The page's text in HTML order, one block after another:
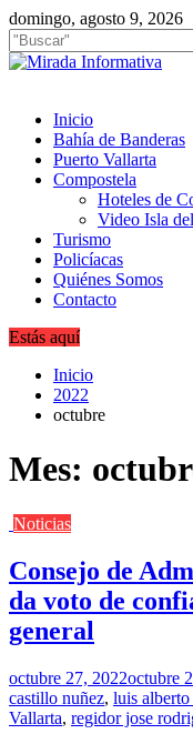
Saltar
al
contenido
domingo, agosto 9, 2026
Inicio
Bahía de Banderas
Puerto Vallarta
Compostela
Hoteles de
Video Isla
Turismo
Policíacas
Quiénes Somos
Contacto
Estás aquí
Inicio
2022
octubre
Mes:
Noticias
Consejo de
da voto de
general
octubre 27, 2022octubre
castillo nuñez, luis
Vallarta, regidor jose